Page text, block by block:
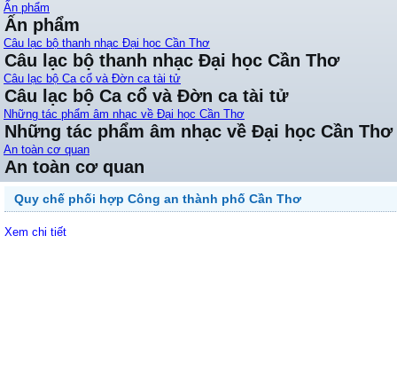
Ấn phẩm
Ấn phẩm
Câu lạc bộ thanh nhạc Đại học Cần Thơ
Câu lạc bộ thanh nhạc Đại học Cần Thơ
Câu lạc bộ Ca cổ và Đờn ca tài tử
Câu lạc bộ Ca cổ và Đờn ca tài tử
Những tác phẩm âm nhạc về Đại học Cần Thơ
Những tác phẩm âm nhạc về Đại học Cần Thơ
An toàn cơ quan
An toàn cơ quan
Quy chế phối hợp Công an thành phố Cần Thơ
Xem chi tiết